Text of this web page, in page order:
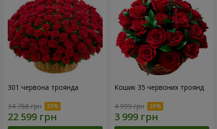
301 червона троянда
34 768 грн
Кошик 35 червоних троянд
4 999 грн